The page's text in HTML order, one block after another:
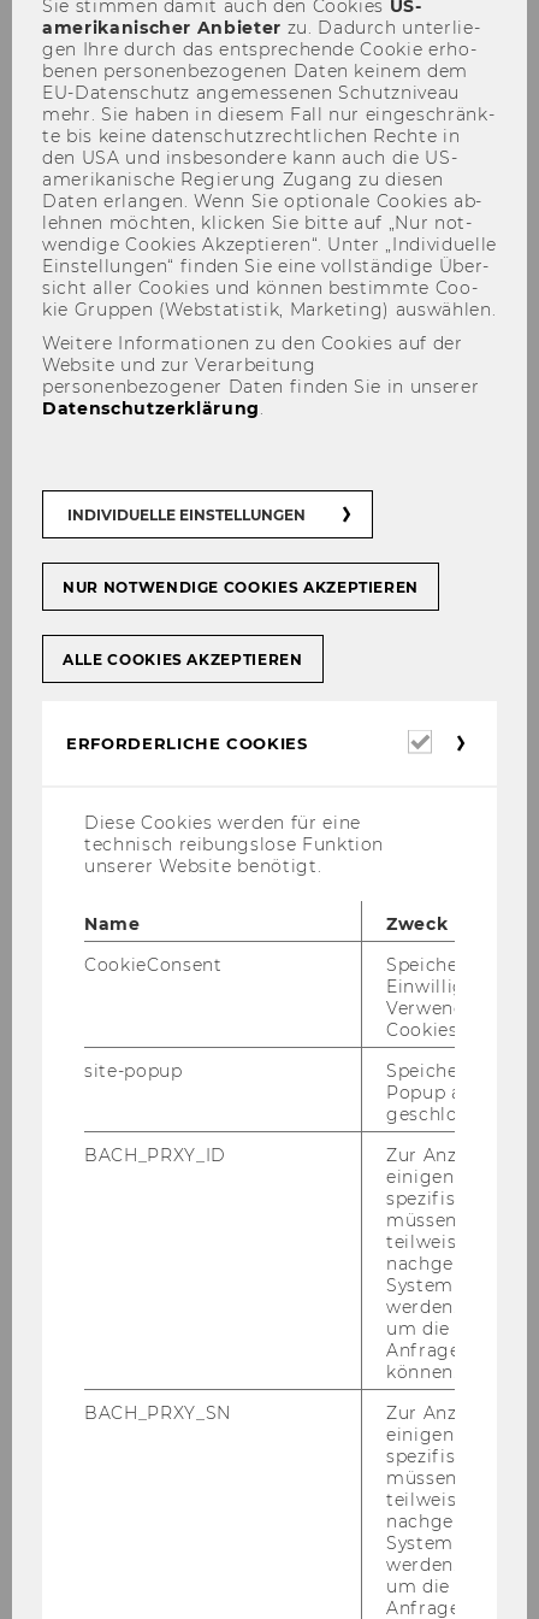
Šance a riziká
Prednáška: Aké príležito­s­ti a
riziká by som mal zvážiť?
Prípadové štúdie: Z teórie na
prax – oboznámte sa s ob­
sahom!
Denný sta­ci­onár pre ľudí s Alz­hei­mero­vou cho­
ro­bou sídli vo Vied­ni a prevádzku­je ho Ca­ri­tas
Kom­pe­ten­cie ne­vyh­nutné pre sta­rost­li­
vosť o ľudí s de­men­ciou – Ti­rol­ské kli­ni­
Sie stim­men damit auch den Coo­kies US-​
amerikanischer An­bie­ter zu. Da­durch un­ter­lie­
gen Ihre durch das ent­spre­chen­de Coo­kie er­ho­
be­nen per­so­nen­be­zo­ge­nen Daten kei­nem dem
EU-​Datenschutz an­ge­mes­se­nen Schutz­ni­veau
mehr. Sie haben in die­sem Fall nur ein­ge­schränk­
te bis keine da­ten­schutz­recht­li­chen Rech­te in
den USA und ins­be­son­de­re kann auch die US-​
amerikanische Re­gie­rung Zu­gang zu die­sen
Daten er­lan­gen. Wenn Sie op­tio­na­le Coo­kies ab­
leh­nen möch­ten, kli­cken Sie bitte auf „Nur not­
wen­di­ge Coo­kies Ak­zep­tie­ren“. Unter „In­di­vi­du­el­le
Ein­stel­lun­gen“ fin­den Sie eine voll­stän­di­ge Über­
sicht aller Coo­kies und kön­nen be­stimm­te Coo­
kie Grup­pen (Web­sta­tis­tik, Mar­ke­ting) aus­wäh­len.
Weitere Informationen zu den Cookies auf der
Website und zur Verarbeitung
personenbezogener Daten finden Sie in unserer
Datenschutzerklärung.
INDIVIDUELLE EINSTELLUNGEN
NUR NOTWENDIGE COOKIES AKZEPTIEREN
ALLE COOKIES AKZEPTIEREN
ERFORDERLICHE COOKIES
Diese Cookies werden für eine
technisch reibungslose Funktion
unserer Website benötigt.
Name
Zweck
CookieConsent
Speichert Ihre
Einwilligung zur
Verwendung von
Cookies.
site-popup
Speichert ob ein
Popup
geschlossen
BACH_PRXY_ID
Zur Anzeige von
einigen WU-
spezifischen
müssen
teilweise von
nachgelagerten
System
werden.
um die Antwort
Anfrage
können.
BACH_PRXY_SN
Zur Anzeige von
einigen WU-
spezifischen
müssen
teilweise von
nachgelagerten
System
werden.
um die Antwort
Anfrage